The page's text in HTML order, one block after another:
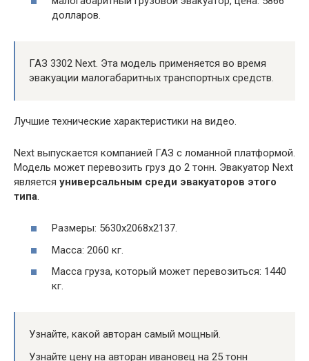
долларов.
ГАЗ 3302 Next. Эта модель применяется во время
эвакуации малогабаритных транспортных средств.
Лучшие технические характеристики на видео.
Next выпускается компанией ГАЗ с ломанной платформой.
Модель может перевозить груз до 2 тонн. Эвакуатор Next
является универсальным среди эвакуаторов этого
типа.
Размеры: 5630х2068х2137.
Масса: 2060 кг.
Масса груза, который может перевозиться: 1440
кг.
Узнайте, какой авторан самый мощный.
Узнайте цену на авторан ивановец на 25 тонн